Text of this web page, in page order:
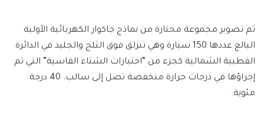
تم تصوير مجموعة مختارة من نماذج جاكوار الكهربائية الأولية
البالغ عددها 150 سيارة وهي تنزلق فوق الثلج والجليد في الدائرة
القطبية الشمالية كجزء من “اختبارات الشتاء القاسية” التي تم
إجراؤها في درجات حرارة منخفضة تصل إلى سالب.
40 درجة
مئوية.